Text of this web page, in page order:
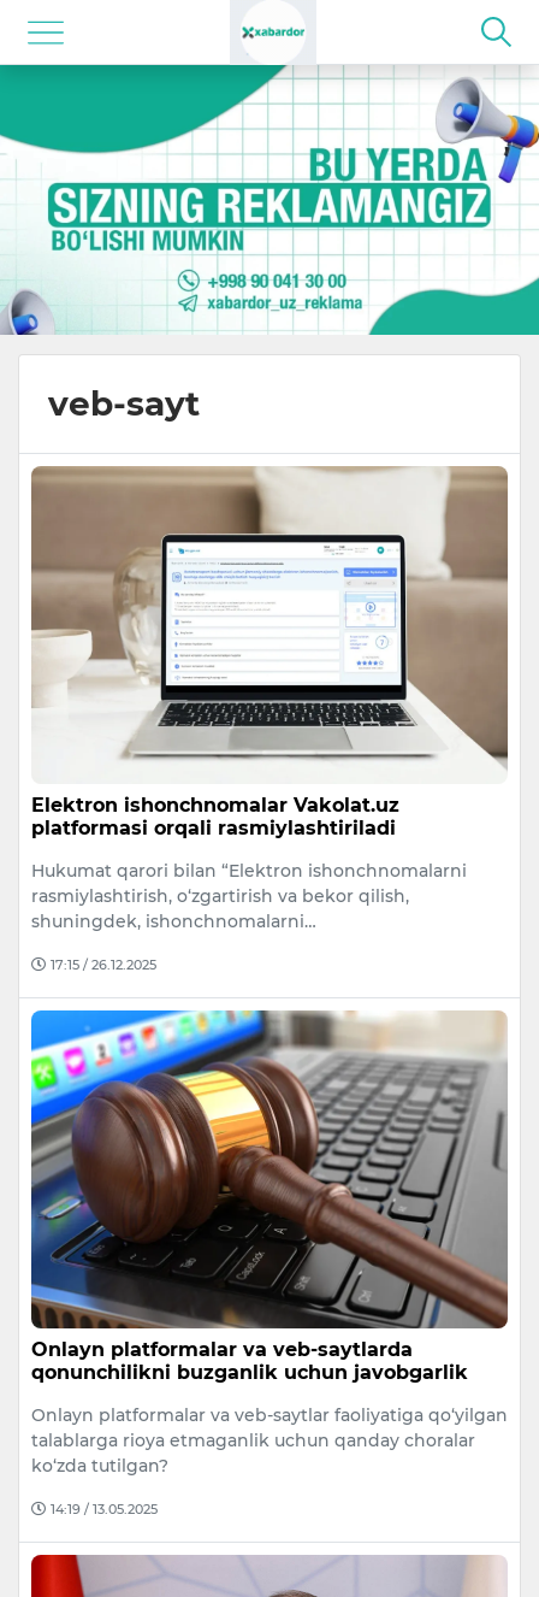
veb-sayt
Elektron ishonchnomalar Vakolat.uz
platformasi orqali rasmiylashtiriladi
Hukumat qarori bilan “Elektron ishonchnomalarni
rasmiylashtirish, o‘zgartirish va bekor qilish,
shuningdek, ishonchnomalarni…
17:15 / 26.12.2025
Onlayn platformalar va veb-saytlarda
qonunchilikni buzganlik uchun javobgarlik
Onlayn platformalar va veb-saytlar faoliyatiga qo‘yilgan
talablarga rioya etmaganlik uchun qanday choralar
ko‘zda tutilgan?
14:19 / 13.05.2025